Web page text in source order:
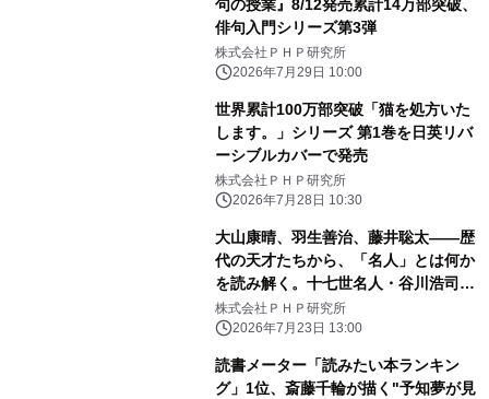
句の授業』8/12発売累計14万部突破、
俳句入門シリーズ第3弾
株式会社ＰＨＰ研究所
2026年7月29日 10:00
世界累計100万部突破「猫を処方いた
します。」シリーズ 第1巻を日英リバ
ーシブルカバーで発売
株式会社ＰＨＰ研究所
2026年7月28日 10:30
大山康晴、羽生善治、藤井聡太――歴
代の天才たちから、「名人」とは何か
を読み解く。十七世名人・谷川浩司著
『名人論』8月12日発売
株式会社ＰＨＰ研究所
2026年7月23日 13:00
読書メーター「読みたい本ランキン
グ」1位、斎藤千輪が描く"予知夢が見